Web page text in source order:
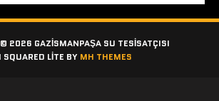
© 2026 GAZISMANPAŞA SU TESISATÇISI
SQUARED LITE BY MH THEMES